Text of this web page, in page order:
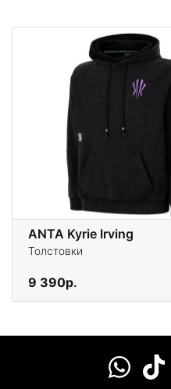
ANTA Kyrie Irving
Толстовки
9 390р.